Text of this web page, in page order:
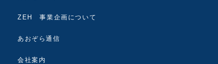
ZEH 事業企画について
あおぞら通信
会社案内